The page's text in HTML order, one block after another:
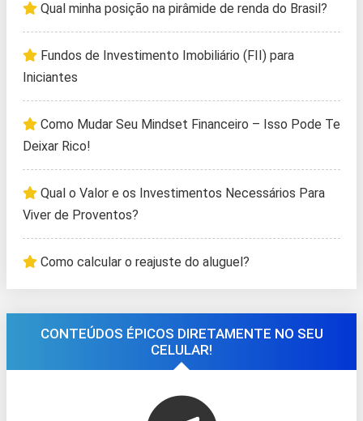
Qual minha posição na pirâmide de renda do Brasil?
Fundos de Investimento Imobiliário (FII) para
Iniciantes
Como Mudar Seu Mindset Financeiro – Isso Pode Te
Deixar Rico!
Qual o Valor e os Investimentos Necessários Para
Viver de Proventos?
Como calcular o reajuste do aluguel?
CONTEÚDOS ÉPICOS DIRETAMENTE NO SEU
CELULAR!